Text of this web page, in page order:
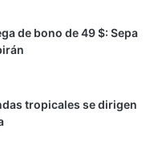
de bono de 49 $: Sepa
tropicales se dirigen